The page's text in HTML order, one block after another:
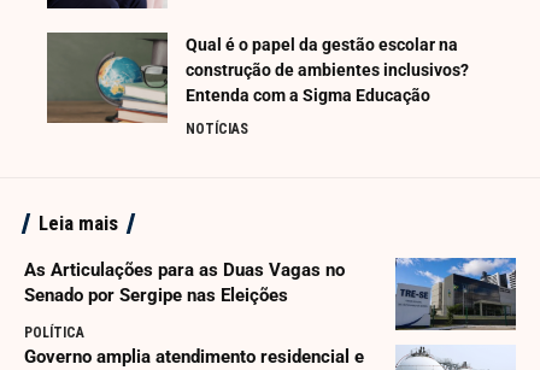
Qual é o papel da gestão escolar na
construção de ambientes inclusivos?
Entenda com a Sigma Educação
NOTÍCIAS
Leia mais
As Articulações para as Duas Vagas no
Senado por Sergipe nas Eleições
POLÍTICA
Governo amplia atendimento residencial e